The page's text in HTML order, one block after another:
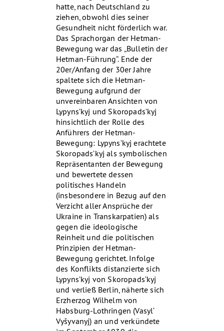
hatte, nach Deutschland zu
ziehen, obwohl dies seiner
Gesundheit nicht förderlich war.
Das Sprachorgan der Hetman-
Bewegung war das „Bulletin der
Hetman-Führung“. Ende der
20er/Anfang der 30er Jahre
spaltete sich die Hetman-
Bewegung aufgrund der
unvereinbaren Ansichten von
Lypyns’kyj und Skoropads’kyj
hinsichtlich der Rolle des
Anführers der Hetman-
Bewegung: Lypyns’kyj erachtete
Skoropads’kyj als symbolischen
Repräsentanten der Bewegung
und bewertete dessen
politisches Handeln
(insbesondere in Bezug auf den
Verzicht aller Ansprüche der
Ukraine in Transkarpatien) als
gegen die ideologische
Reinheit und die politischen
Prinzipien der Hetman-
Bewegung gerichtet. Infolge
des Konflikts distanzierte sich
Lypyns’kyj von Skoropads’kyj
und verließ Berlin, näherte sich
Erzherzog Wilhelm von
Habsburg-Lothringen (Vasyl‘
Vyšyvanyj) an und verkündete